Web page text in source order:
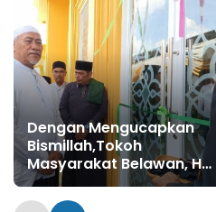
Dengan Mengucapkan
Bismillah,Tokoh
Masyarakat Belawan, H
Irfan Hamidi Meresmikian
Musholla